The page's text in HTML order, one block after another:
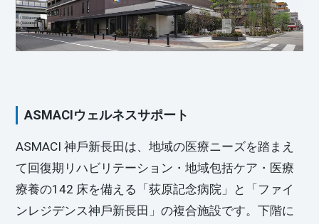
ASMACIウェルネスサポート
ASMACI 神⼾新⻑⽥は、地域の医療ニーズを踏まえ
て回復期リハビリテーション・地域包括ケア・医療
療養の142 床を備える「荻原記念病院」と「ファイ
ンレジデンス神⼾新⻑⽥」の複合施設です。下階に